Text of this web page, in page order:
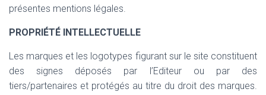
présentes mentions légales.
PROPRIÉTÉ INTELLECTUELLE
Les marques et les logotypes figurant sur le site constituent
des signes déposés par l’Editeur ou par des
tiers/partenaires et protégés au titre du droit des marques.